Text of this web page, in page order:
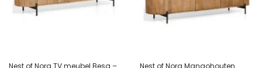
Nest of Nora TV meubel Besa –
Nest of Nora Mangohouten